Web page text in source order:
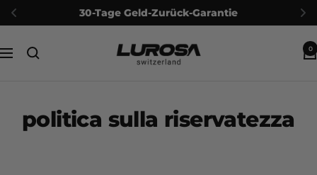
30-Tage Geld-Zurück-Garantie
al
Navigazione
Lurosa 0
politica sulla riservatezza